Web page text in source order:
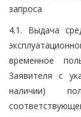
запроса
4.1. Выдача
временное
Заявителя с
наличии)